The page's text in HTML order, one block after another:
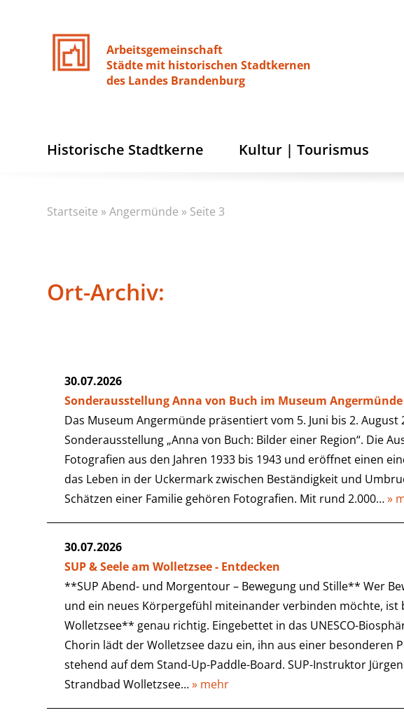
Arbeitsgemeinschaft
Städte mit historischen Stadtkernen
des Landes Brandenburg
Historische Stadtkerne Kultur | Tourismus
Startseite »Angermünde » Seite 3
Ort-Archiv:
30.07.2026
Sonderausstellung Anna von Buch im Museum Angermünde
Das Museum Angermünde präsentiert vom 5. Juni bis 2. August
Sonderausstellung „Anna von Buch: Bilder einer Region“. Die
Fotografien aus den Jahren 1933 bis 1943 und eröffnet einen
das Leben in der Uckermark zwischen Beständigkeit und
Schätzen einer Familie gehören Fotografien. Mit rund 2.000…»
30.07.2026
SUP & Seele am Wolletzsee - Entdecken
**SUP Abend- und Morgentour – Bewegung und Stille** Wer
und ein neues Körpergefühl miteinander verbinden möchte, ist
Wolletzsee** genau richtig. Eingebettet in das UNESCO-
Chorin lädt der Wolletzsee dazu ein, ihn aus einer besonderen
stehend auf dem Stand-Up-Paddle-Board. SUP-Instruktor
Strandbad Wolletzsee…» mehr